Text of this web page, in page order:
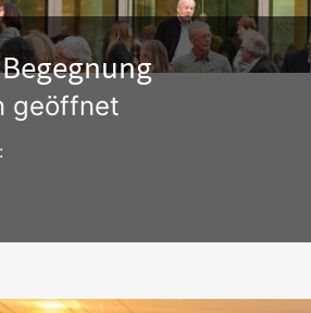
geöffnet